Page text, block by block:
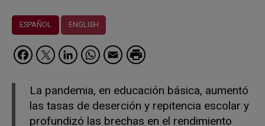
ESPAÑOL ENGLISH
Facebook
Twitter
LinkedIn
WhatsApp
Email
La pandemia, en educación básica, aumentó
las tasas de deserción y repitencia escolar y
profundizó las brechas en el rendimiento